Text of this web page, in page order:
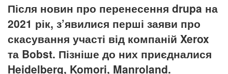
Після новин про перенесення drupa на
2021 рік, з’явилися перші заяви про
скасування участі від компаній Xerox
та Bobst. Пізніше до них приєдналися
Heidelberg, Komori, Manroland.